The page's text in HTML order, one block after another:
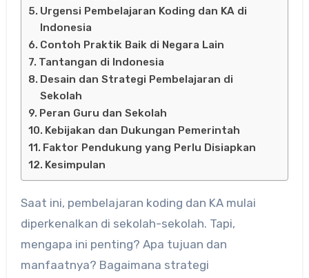
Urgensi Pembelajaran Koding dan KA di
Indonesia
Contoh Praktik Baik di Negara Lain
Tantangan di Indonesia
Desain dan Strategi Pembelajaran di
Sekolah
Peran Guru dan Sekolah
Kebijakan dan Dukungan Pemerintah
Faktor Pendukung yang Perlu Disiapkan
Kesimpulan
Saat ini, pembelajaran koding dan KA mulai
diperkenalkan di sekolah-sekolah. Tapi,
mengapa ini penting? Apa tujuan dan
manfaatnya? Bagaimana strategi